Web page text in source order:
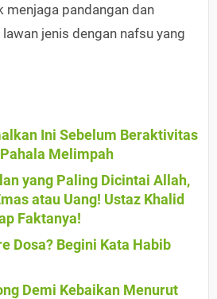
menjaga pandangan dan
jenis dengan nafsu yang
Ini Sebelum Beraktivitas
Melimpah
yang Paling Dicintai Allah,
atau Uang! Ustaz Khalid
Faktanya!
Dosa? Begini Kata Habib
Demi Kebaikan Menurut